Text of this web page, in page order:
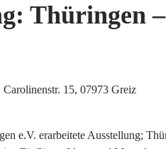
Thüringen
15, 07973 Greiz
e.V. erarbeitete Ausstellung;